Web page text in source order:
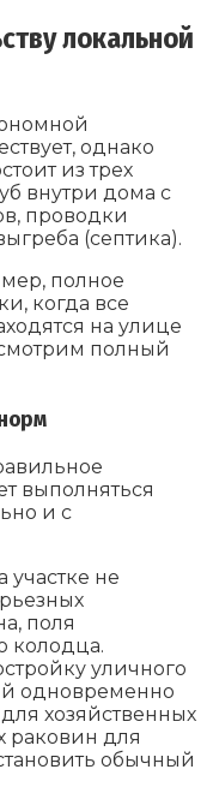
локальной
однако
из трех
внутри дома с
проводки
(септика).
полное
когда все
на улице
полный
выполняться
и с
участке не
поля
колодца.
уличного
одновременно
хозяйственных
раковин для
обычный